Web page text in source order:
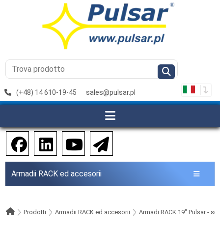
(+48) 14 610-19-45 sales@pulsar.pl
Armadii RACK ed accesorii
Prodotti Armadii RACK ed accesorii Armadi RACK 19" Pulsar -